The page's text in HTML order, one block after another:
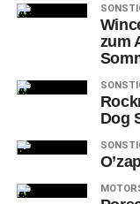
Das Wetter hat
auf den Parkplatz
Zuhörer/Beobachter
Foto: TW/nürnberg life
wenn nicht
verbessern gilt,
geboten.
zum
Dog